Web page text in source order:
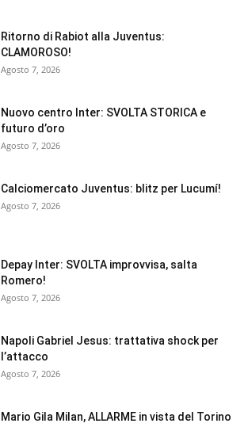
Ritorno di Rabiot alla Juventus:
CLAMOROSO!
Agosto 7, 2026
Nuovo centro Inter: SVOLTA STORICA e
futuro d’oro
Agosto 7, 2026
Calciomercato Juventus: blitz per Lucumí!
Agosto 7, 2026
Depay Inter: SVOLTA improvvisa, salta
Romero!
Agosto 7, 2026
Napoli Gabriel Jesus: trattativa shock per
l’attacco
Agosto 7, 2026
Mario Gila Milan, ALLARME in vista del Torino